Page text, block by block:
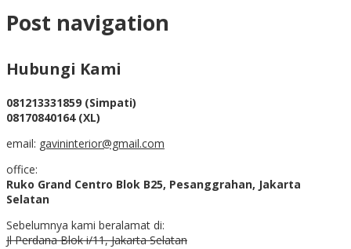
Post navigation
Hubungi Kami
081213331859 (Simpati)
08170840164 (XL)
email: gavininterior@gmail.com
office:
Ruko Grand Centro Blok B25, Pesanggrahan, Jakarta
Selatan
Sebelumnya kami beralamat di:
Jl Perdana Blok i/11, Jakarta Selatan